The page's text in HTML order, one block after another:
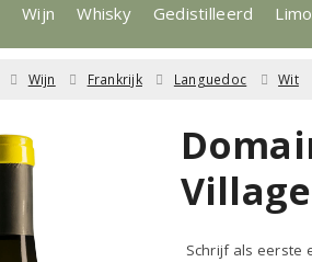
Wijn Whisky Gedistilleerd
Wijn Frankrijk Languedoc Wit
Schrijf als eerste